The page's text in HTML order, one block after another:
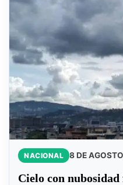
NACIONAL 8 DE
Cielo con